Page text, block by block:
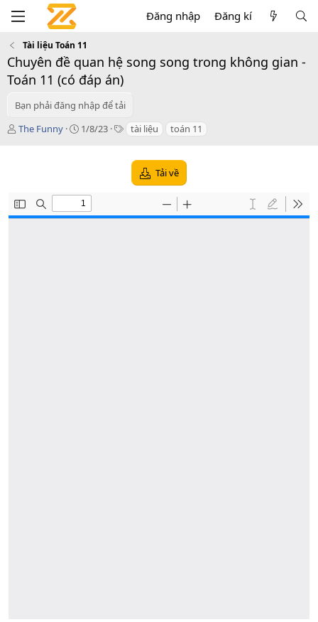
Đăng nhập Đăng kí
Tài liệu Toán 11
Chuyên đề quan hệ song song trong không gian -
Toán 11 (có đáp án)
Bạn phải đăng nhập để tải
T
The Funny
C
o
n
1/8/23
T tài liệu toán 11
Tải về